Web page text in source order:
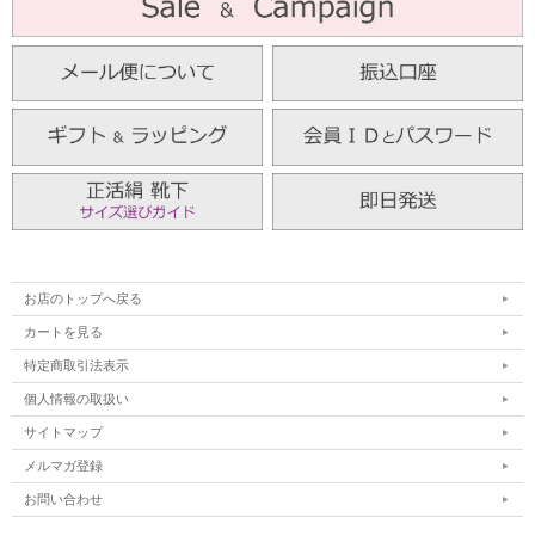
お店のトップへ戻る
カートを見る
特定商取引法表示
個人情報の取扱い
サイトマップ
メルマガ登録
お問い合わせ